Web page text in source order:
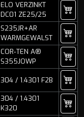
ELO VERZINKT
DC01 ZE25/25
S235JR+AR
WARMGEWALST
COR-TEN A®
S355JOWP
304 / 1.4301 F2B
304 / 1.4301
K320